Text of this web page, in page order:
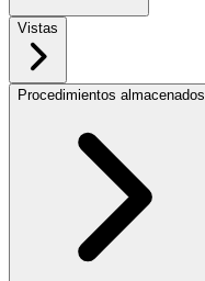
Vistas
Procedimientos almacenados